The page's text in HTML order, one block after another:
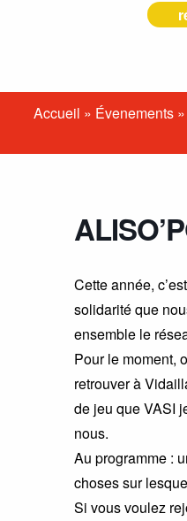
Accueil » Évenements
Cette année,
solidarité que
ensemble le
Pour le moment,
retrouver à
de jeu que VASI
nous.
Au programme :
choses sur
Si vous voulez